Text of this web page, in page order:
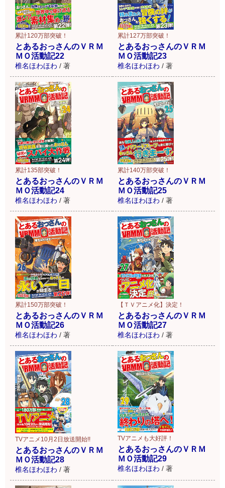
累計120万部突破！
とあるおっさんのＶＲＭ
ＭＯ活動記22
椎名ほわほわ / 著
累計127万部突破！
とあるおっさんのＶＲＭ
ＭＯ活動記23
椎名ほわほわ / 著
累計135部突破！
とあるおっさんのＶＲＭ
ＭＯ活動記24
椎名ほわほわ / 著
累計140万部突破！
とあるおっさんのＶＲＭ
ＭＯ活動記25
椎名ほわほわ / 著
累計150万部突破！
とあるおっさんのＶＲＭ
ＭＯ活動記26
椎名ほわほわ / 著
【ＴＶアニメ化】決定！
とあるおっさんのＶＲＭ
ＭＯ活動記27
椎名ほわほわ / 著
TVアニメ10月2日放送開始!!
とあるおっさんのＶＲＭ
ＭＯ活動記28
椎名ほわほわ / 著
TVアニメも大好評！
とあるおっさんのＶＲＭ
ＭＯ活動記29
椎名ほわほわ / 著